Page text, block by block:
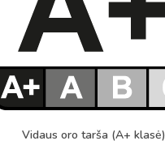
Vidaus oro tarša (A+ klasė)